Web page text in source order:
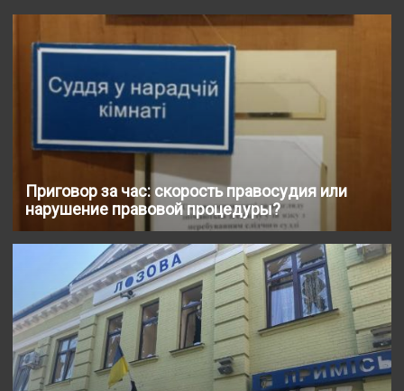
Приговор за час: скорость правосудия или
нарушение правовой процедуры?